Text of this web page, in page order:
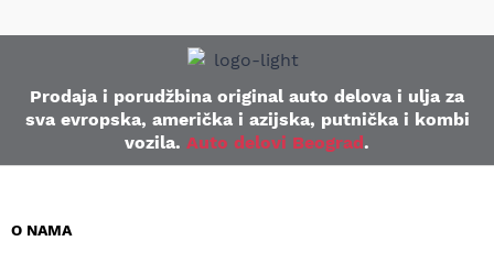
Prodaja i porudžbina original auto delova i ulja za
sva evropska, američka i azijska, putnička i kombi
vozila. Auto delovi Beograd.
O NAMA